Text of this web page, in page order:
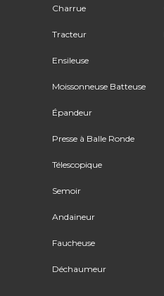
Charrue
Tracteur
Ensileuse
Moissonneuse Batteuse
Épandeur
Presse à Balle Ronde
Télescopique
Semoir
Andaineur
Faucheuse
Déchaumeur